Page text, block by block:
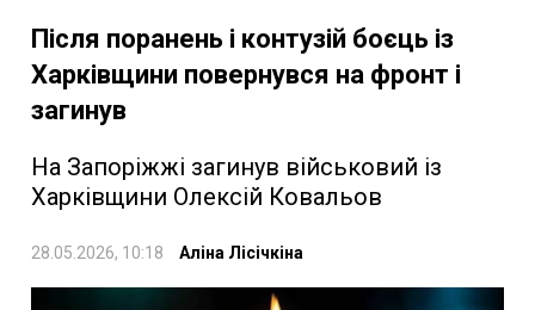
Після поранень і контузій боєць із
Харківщини повернувся на фронт і
загинув
На Запоріжжі загинув військовий із
Харківщини Олексій Ковальов
28.05.2026, 10:18 Аліна Лісічкіна